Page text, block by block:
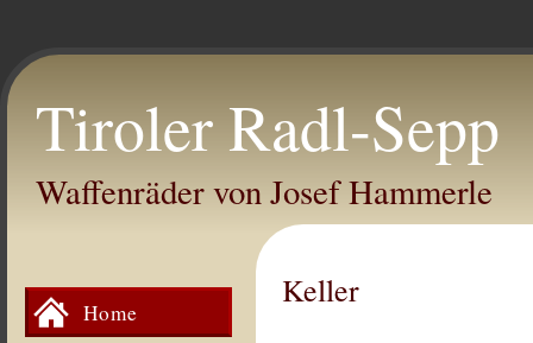
Tiroler Radl-Sepp
Waffenräder von Josef Hammerle
Home
Keller